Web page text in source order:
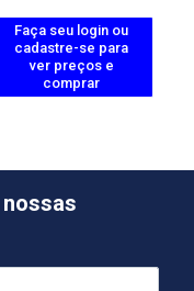
Faça seu login ou
cadastre-se para
ver preços e
comprar